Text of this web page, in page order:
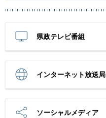
県政テレビ番組
インターネット放送局
ソーシャルメディア